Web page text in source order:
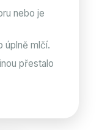
nebo je
úplně mlčí.
přestalo